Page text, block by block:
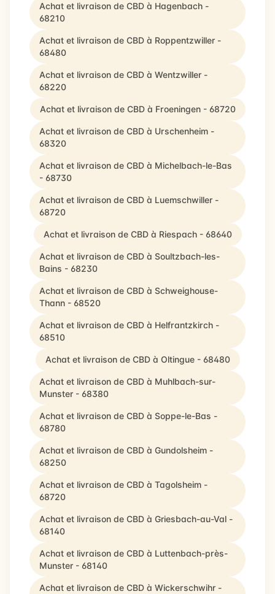
Achat et livraison de CBD à Hagenbach -
68210
Achat et livraison de CBD à Roppentzwiller -
68480
Achat et livraison de CBD à Wentzwiller -
68220
Achat et livraison de CBD à Froeningen - 68720
Achat et livraison de CBD à Urschenheim -
68320
Achat et livraison de CBD à Michelbach-le-Bas
- 68730
Achat et livraison de CBD à Luemschwiller -
68720
Achat et livraison de CBD à Riespach - 68640
Achat et livraison de CBD à Soultzbach-les-
Bains - 68230
Achat et livraison de CBD à Schweighouse-
Thann - 68520
Achat et livraison de CBD à Helfrantzkirch -
68510
Achat et livraison de CBD à Oltingue - 68480
Achat et livraison de CBD à Muhlbach-sur-
Munster - 68380
Achat et livraison de CBD à Soppe-le-Bas -
68780
Achat et livraison de CBD à Gundolsheim -
68250
Achat et livraison de CBD à Tagolsheim -
68720
Achat et livraison de CBD à Griesbach-au-Val -
68140
Achat et livraison de CBD à Luttenbach-près-
Munster - 68140
Achat et livraison de CBD à Wickerschwihr -